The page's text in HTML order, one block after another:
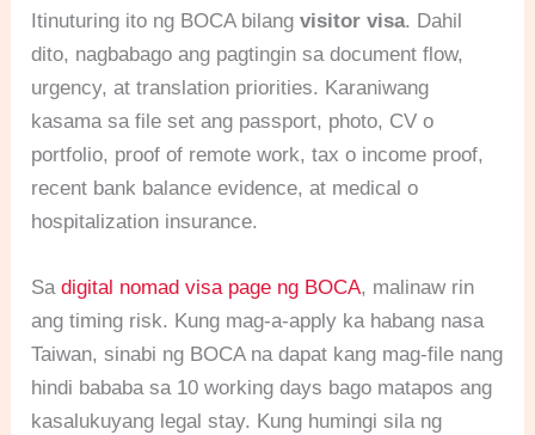
Itinuturing ito ng BOCA bilangvisitor visa. Dahil
dito, nagbabago ang pagtingin sa document flow,
urgency, at translation priorities. Karaniwang
kasama sa file set ang passport, photo, CV o
portfolio, proof of remote work, tax o income proof,
recent bank balance evidence, at medical o
hospitalization insurance.
Sadigital nomad visa page ng BOCA, malinaw rin
ang timing risk. Kung mag-a-apply ka habang nasa
Taiwan, sinabi ng BOCA na dapat kang mag-file nang
hindi bababa sa 10 working days bago matapos ang
kasalukuyang legal stay. Kung humingi sila ng